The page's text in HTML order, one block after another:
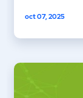
oct 07, 2025